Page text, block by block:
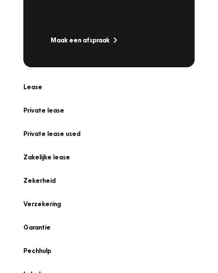
Maak een afspraak
Lease
Private lease
Private lease used
Zakelijke lease
Zekerheid
Verzekering
Garantie
Pechhulp